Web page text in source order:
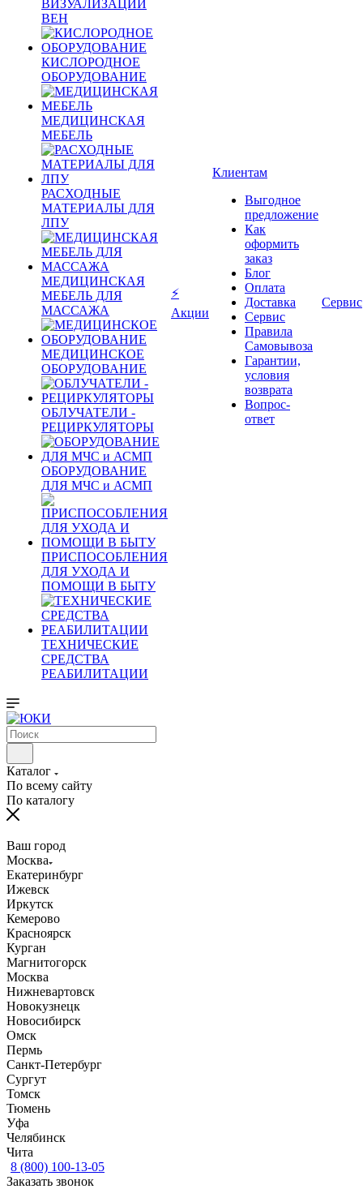
ВИЗУАЛИЗАЦИИ
ВЕН
КИСЛОРОДНОЕ
ОБОРУДОВАНИЕ
МЕДИЦИНСКАЯ
МЕБЕЛЬ
РАСХОДНЫЕ
МАТЕРИАЛЫ ДЛЯ
ЛПУ
МЕДИЦИНСКАЯ
МЕБЕЛЬ ДЛЯ
МАССАЖА
МЕДИЦИНСКОЕ
ОБОРУДОВАНИЕ
ОБЛУЧАТЕЛИ -
РЕЦИРКУЛЯТОРЫ
ОБОРУДОВАНИЕ
ДЛЯ МЧС и АСМП
ПРИСПОСОБЛЕНИЯ
ДЛЯ УХОДА И
ПОМОЩИ В БЫТУ
ТЕХНИЧЕСКИЕ
СРЕДСТВА
РЕАБИЛИТАЦИИ
⚡
Акции
Клиентам
Выгодное
предложение
Как
оформить
заказ
Блог
Оплата
Доставка
Сервис
Правила
Самовывоза
Гарантии,
условия
возврата
Вопрос-
ответ
Сервис
Каталог
По всему сайту
По каталогу
Ваш город
Москва
Екатеринбург
Ижевск
Иркутск
Кемерово
Красноярск
Курган
Магнитогорск
Москва
Нижневартовск
Новокузнецк
Новосибирск
Омск
Пермь
Санкт-Петербург
Сургут
Томск
Тюмень
Уфа
Челябинск
Чита
8 (800) 100-13-05
Заказать звонок